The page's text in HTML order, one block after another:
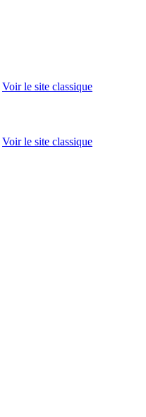
Voir le site classique
Voir le site classique